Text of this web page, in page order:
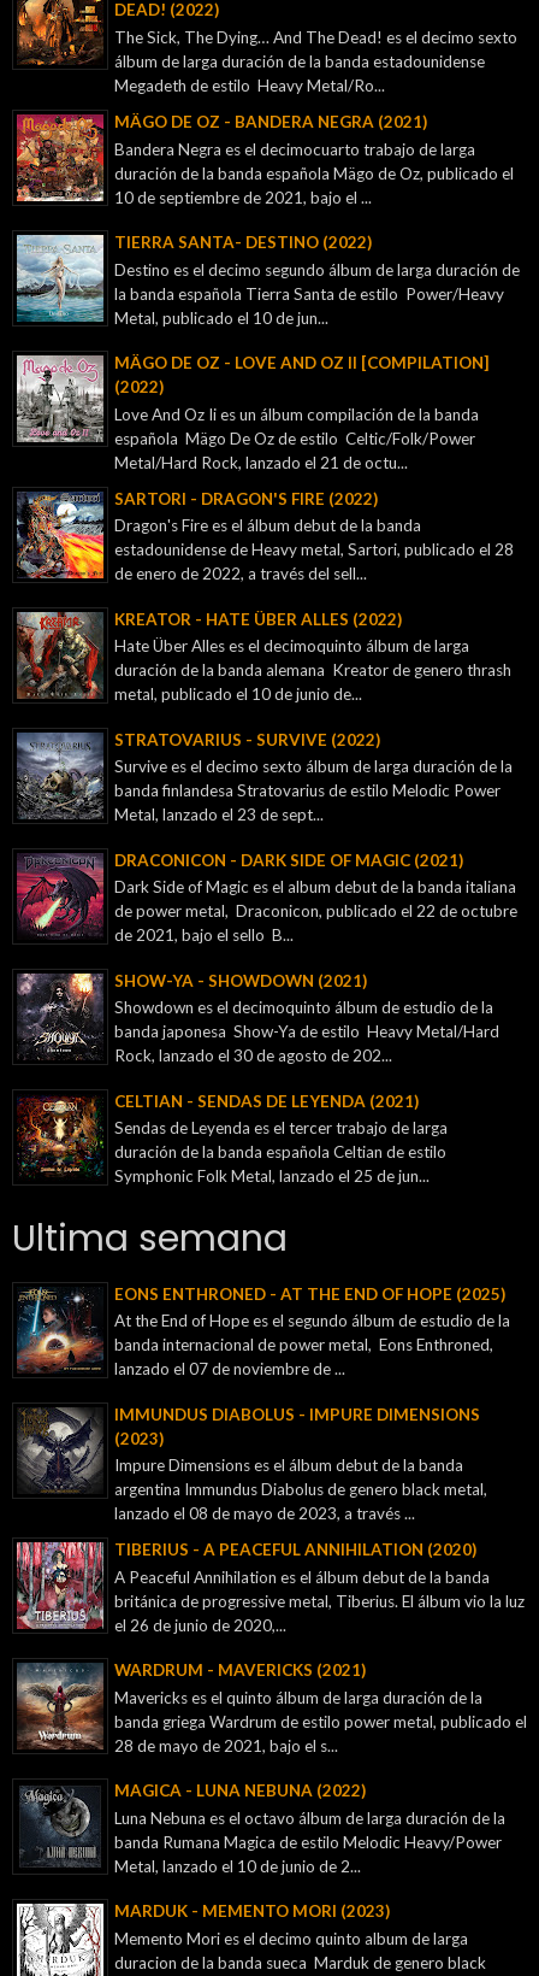
DEAD! (2022)
The Sick, The Dying… And The Dead! es el decimo sexto
álbum de larga duración de la banda estadounidense
Megadeth de estilo Heavy Metal/Ro...
MÄGO DE OZ - BANDERA NEGRA (2021)
Bandera Negra es el decimocuarto trabajo de larga
duración de la banda española Mägo de Oz, publicado el
10 de septiembre de 2021, bajo el ...
TIERRA SANTA- DESTINO (2022)
Destino es el decimo segundo álbum de larga duración de
la banda española Tierra Santa de estilo Power/Heavy
Metal, publicado el 10 de jun...
MÄGO DE OZ - LOVE AND OZ II [COMPILATION]
(2022)
Love And Oz Ii es un álbum compilación de la banda
española Mägo De Oz de estilo Celtic/Folk/Power
Metal/Hard Rock, lanzado el 21 de octu...
SARTORI - DRAGON'S FIRE (2022)
Dragon's Fire es el álbum debut de la banda
estadounidense de Heavy metal, Sartori, publicado el 28
de enero de 2022, a través del sell...
KREATOR - ‎HATE ÜBER ALLES (2022)
Hate Über Alles es el decimoquinto álbum de larga
duración de la banda alemana Kreator de genero thrash
metal, publicado el 10 de junio de...
STRATOVARIUS - SURVIVE (2022)
Survive es el decimo sexto álbum de larga duración de la
banda finlandesa Stratovarius de estilo Melodic Power
Metal, lanzado el 23 de sept...
DRACONICON - DARK SIDE OF MAGIC (2021)
Dark Side of Magic es el album debut de la banda italiana
de power metal, Draconicon, publicado el 22 de octubre
de 2021, bajo el sello B...
SHOW-YA - SHOWDOWN (2021)
Showdown es el decimoquinto álbum de estudio de la
banda japonesa Show-Ya de estilo Heavy Metal/Hard
Rock, lanzado el 30 de agosto de 202...
CELTIAN - SENDAS DE LEYENDA (2021)
Sendas de Leyenda es el tercer trabajo de larga
duración de la banda española Celtian de estilo
Symphonic Folk Metal, lanzado el 25 de jun...
Ultima semana
EONS ENTHRONED - AT THE END OF HOPE (2025)
At the End of Hope es el segundo álbum de estudio de la
banda internacional de power metal, Eons Enthroned,
lanzado el 07 de noviembre de ...
IMMUNDUS DIABOLUS - IMPURE DIMENSIONS
(2023)
Impure Dimensions es el álbum debut de la banda
argentina Immundus Diabolus de genero black metal,
lanzado el 08 de mayo de 2023, a través ...
TIBERIUS - A PEACEFUL ANNIHILATION (2020)
A Peaceful Annihilation es el álbum debut de la banda
británica de progressive metal, Tiberius. El álbum vio la luz
el 26 de junio de 2020,...
WARDRUM - MAVERICKS (2021)
Mavericks es el quinto álbum de larga duración de la
banda griega Wardrum de estilo power metal, publicado el
28 de mayo de 2021, bajo el s...
MAGICA - LUNA NEBUNA (2022)
Luna Nebuna es el octavo álbum de larga duración de la
banda Rumana Magica de estilo Melodic Heavy/Power
Metal, lanzado el 10 de junio de 2...
MARDUK - MEMENTO MORI (2023)
Memento Mori es el decimo quinto album de larga
duracion de la banda sueca Marduk de genero black